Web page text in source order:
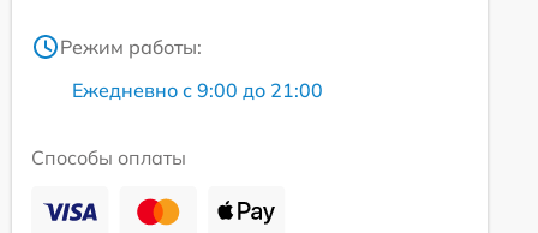
Режим работы:
Ежедневно с 9:00 до 21:00
Способы оплаты